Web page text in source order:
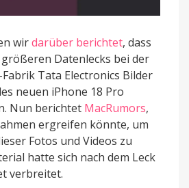
wirdarüber berichtet, dass
Datenlecks bei der
Tata Electronics Bilder
neuen iPhone 18 Pro
Nun berichtet MacRumors,
ergreifen könnte, um
Fotos und Videos zu
hatte sich nach dem Leck
verbreitet.